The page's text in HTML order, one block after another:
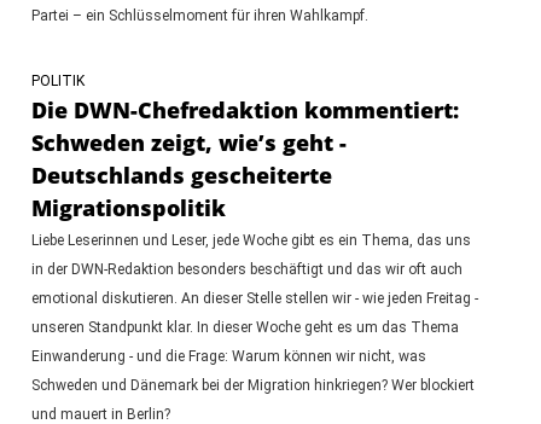
Partei – ein Schlüsselmoment für ihren Wahlkampf.
POLITIK
Die DWN-Chefredaktion kommentiert:
Schweden zeigt, wie’s geht -
Deutschlands gescheiterte
Migrationspolitik
Liebe Leserinnen und Leser, jede Woche gibt es ein Thema, das uns
in der DWN-Redaktion besonders beschäftigt und das wir oft auch
emotional diskutieren. An dieser Stelle stellen wir - wie jeden Freitag -
unseren Standpunkt klar. In dieser Woche geht es um das Thema
Einwanderung - und die Frage: Warum können wir nicht, was
Schweden und Dänemark bei der Migration hinkriegen? Wer blockiert
und mauert in Berlin?